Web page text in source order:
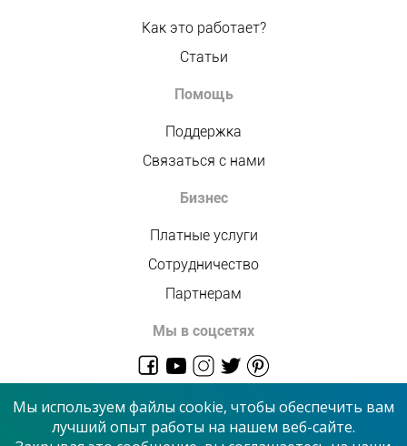
Как это работает?
Статьи
Помощь
Поддержка
Связаться с нами
Бизнес
Платные услуги
Сотрудничество
Партнерам
Мы в соцсетях
Мы используем файлы cookie, чтобы обеспечить вам
лучший опыт работы на нашем веб-сайте.